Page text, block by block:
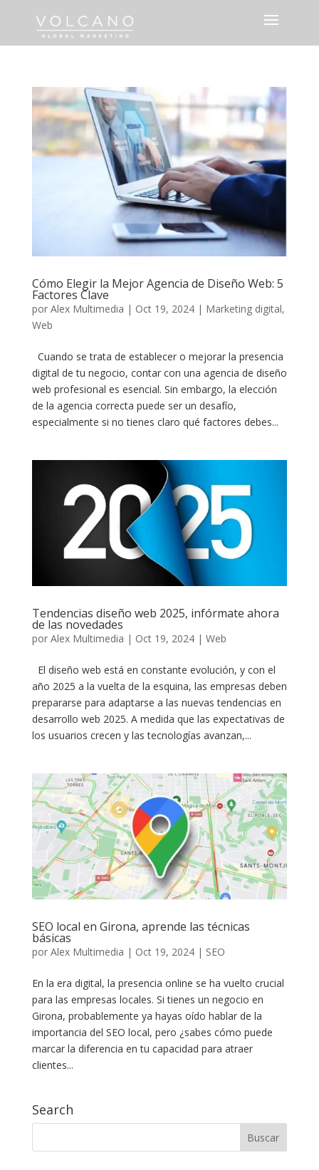
Cómo Elegir la Mejor Agencia de Diseño Web: 5
Factores Clave
por Alex Multimedia | Oct 19, 2024| Marketing digital,
Web
Cuando se trata de establecer o mejorar la presencia
digital de tu negocio, contar con una agencia de diseño
web profesional es esencial. Sin embargo, la elección
de la agencia correcta puede ser un desafío,
especialmente si no tienes claro qué factores debes...
Tendencias diseño web 2025, infórmate ahora
de las novedades
por Alex Multimedia | Oct 19, 2024| Web
El diseño web está en constante evolución, y con el
año 2025 a la vuelta de la esquina, las empresas deben
prepararse para adaptarse a las nuevas tendencias en
desarrollo web 2025. A medida que las expectativas de
los usuarios crecen y las tecnologías avanzan,...
SEO local en Girona, aprende las técnicas
básicas
por Alex Multimedia | Oct 19, 2024| SEO
En la era digital, la presencia online se ha vuelto crucial
para las empresas locales. Si tienes un negocio en
Girona, probablemente ya hayas oído hablar de la
importancia del SEO local, pero ¿sabes cómo puede
marcar la diferencia en tu capacidad para atraer
clientes...
Search